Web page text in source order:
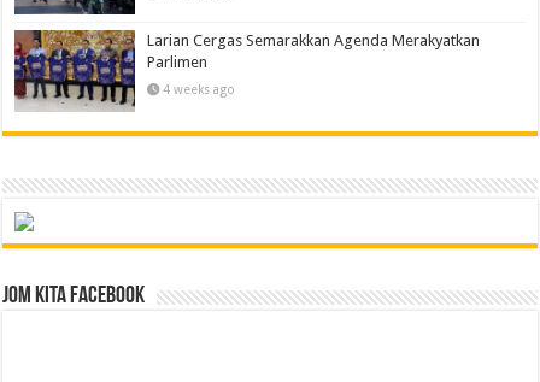
Larian Cergas Semarakkan Agenda Merakyatkan
Parlimen
4 weeks ago
Jom Kita Facebook